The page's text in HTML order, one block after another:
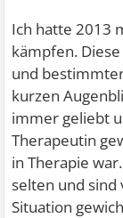
Ich hatte 2013
kämpfen.
und
kurzen
immer geliebt
Therapeutin
in Therapie
selten und sind
Situation